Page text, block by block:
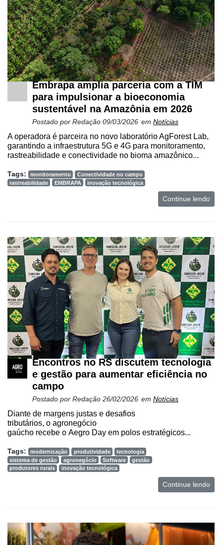
Embrapa amplia parceria com a TIM
para impulsionar a bioeconomia
sustentável na Amazônia em 2026
Postado por Redação 09/03/2026 em Notícias
A operadora é parceira no novo laboratório AgForest Lab,
garantindo a infraestrutura 5G e 4G para monitoramento,
rastreabilidade e conectividade no bioma amazônico...
Tags: monitoramento
Conectividade no campo
rastreabilidade
EMBRAPA inovação tecnológica
Continue lendo
Encontros no RS discutem tecnologia
e gestão para aumentar eficiência no
campo
Postado por Redação 26/02/2026 em Notícias
Diante de margens justas e desafios
tributários, o agronegócio
gaúcho recebe o Aegro Day em polos estratégicos...
Tags: modernização produtividade
tecnologia
sistema de gestão
agronegócio Software
gestão
produtores rurais
inovação tecnológica
Continue lendo